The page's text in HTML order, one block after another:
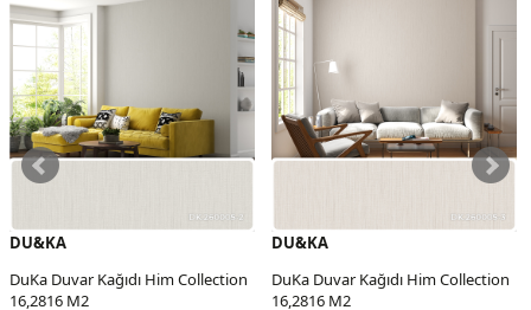
DU&KA
DuKa Duvar Kağıdı Him Collection
16,2816 M2
DU&KA
DuKa Duvar Kağıdı Him Collection
16,2816 M2